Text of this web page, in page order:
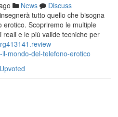
News
Discuss
tutto quello che bisogna
Scopriremo le multiple
e le più valide tecniche per
mondo-del-telefono-erotico